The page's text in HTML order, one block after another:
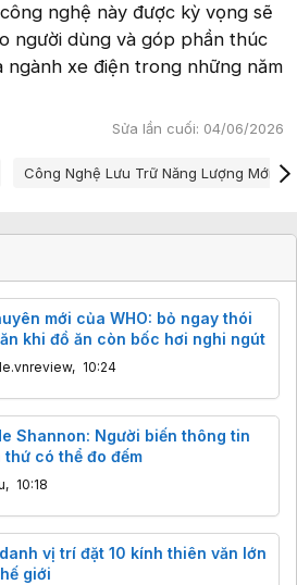
nghệ này được kỳ vọng sẽ
người dùng và góp phần thúc
ngành xe điện trong những năm
Sửa lần cuối: 04/06/2026
Công Nghệ Lưu Trữ Năng Lượng Mới
mới của WHO: bỏ ngay thói
khi đồ ăn còn bốc hơi nghi ngút
, 10:24
Shannon: Người biến thông tin
thứ có thể đo đếm
, 10:18
vị trí đặt 10 kính thiên văn lớn
giới